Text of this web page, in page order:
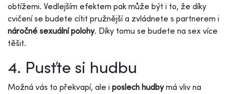
obtížemi. Vedlejším efektem pak může být i to, že díky
cvičení se budete cítit pružnější a zvládnete s partnerem i
náročné sexuální polohy. Díky tomu se budete na sex více
těšit.
4. Pusťte si hudbu
Možná vás to překvapí, ale i poslech hudbymá vliv na